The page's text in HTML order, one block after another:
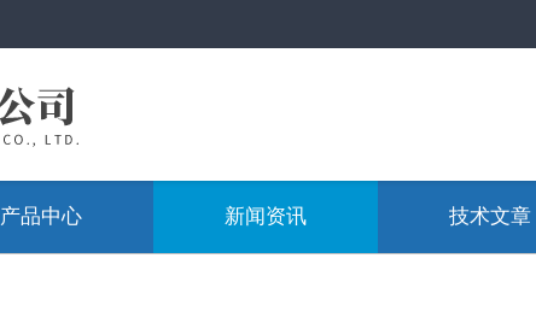
产品中心 新闻资讯 技术文章